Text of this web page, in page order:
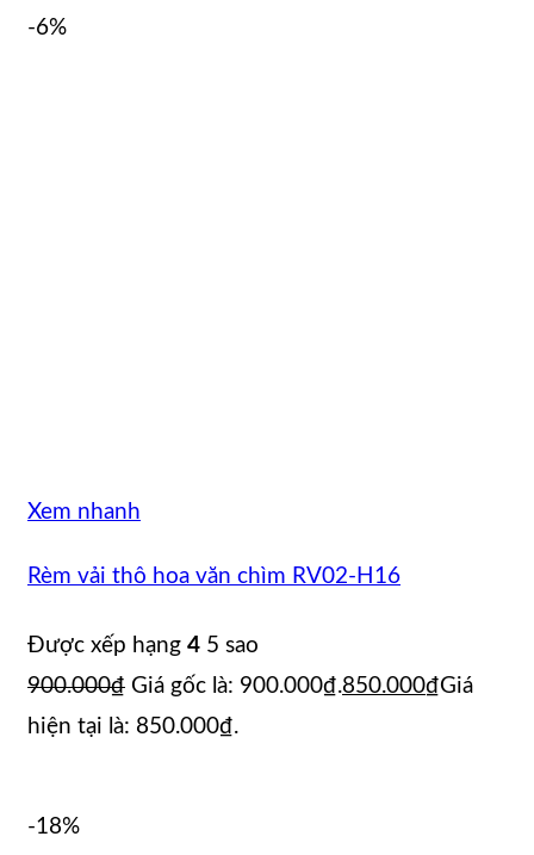
-6%
Xem nhanh
Rèm vải thô hoa văn chìm RV02-H16
Được xếp hạng 4 5 sao
900.000₫ Giá gốc là: 900.000₫.850.000₫Giá
hiện tại là: 850.000₫.
-18%